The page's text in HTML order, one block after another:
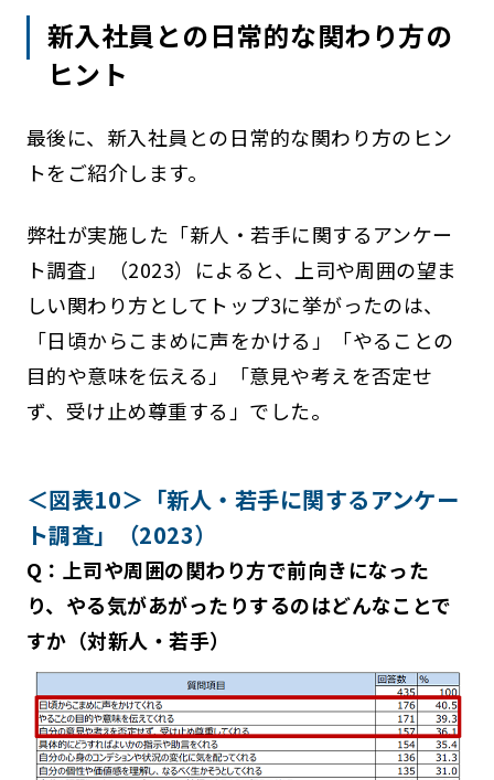
新入社員との日常的な関わり方の
ヒント
最後に、新入社員との日常的な関わり方のヒン
トをご紹介します。
弊社が実施した「新人・若手に関するアンケー
ト調査」（2023）によると、上司や周囲の望ま
しい関わり方としてトップ3に挙がったのは、
「日頃からこまめに声をかける」「やることの
目的や意味を伝える」「意見や考えを否定せ
ず、受け止め尊重する」でした。
＜図表10＞「新人・若手に関するアンケー
ト調査」（2023）
Q：上司や周囲の関わり方で前向きになった
り、やる気があがったりするのはどんなことで
すか（対新人・若手）